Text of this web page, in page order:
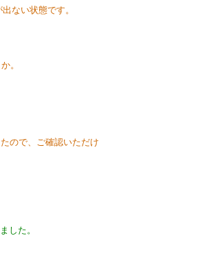
ない状態です。
。
ので、ご確認いただけ
した。